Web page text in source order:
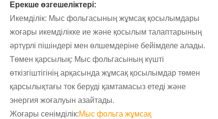
Ерекше өзгешеліктері:
Икемділік: Мыс фольгасының жұмсақ қосылымдары
жоғары икемділікке ие және қосылым талаптарының
әртүрлі пішіндері мен өлшемдеріне бейімделе алады.
Төмен қарсылық: Мыс фольгасының күшті
өткізгіштігінің арқасында жұмсақ қосылымдар төмен
қарсылықтағы ток беруді қамтамасыз етеді және
энергия жоғалуын азайтады.
Жоғары сенімділік:Мыс фольга жұмсақ